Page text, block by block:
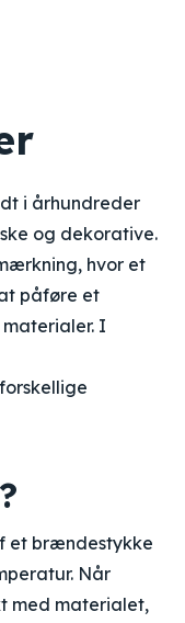
i århundreder
og dekorative.
hvor et
påføre et
I
et brændestykke
Når
med materialet,